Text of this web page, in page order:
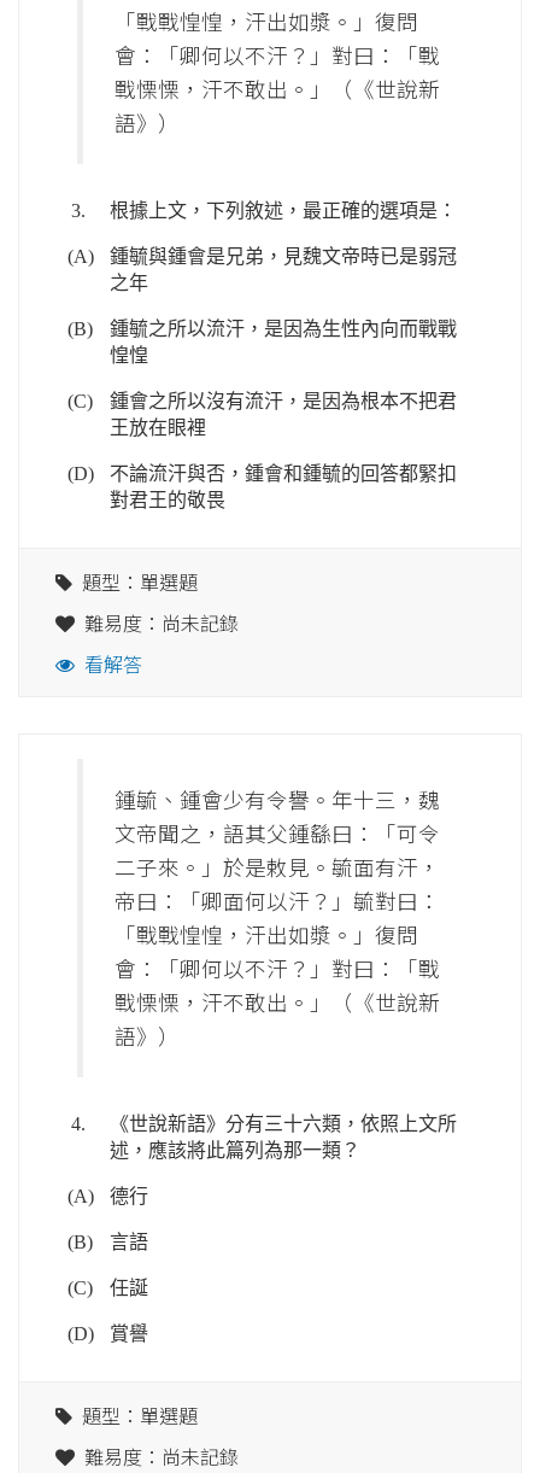
「戰戰惶惶，汗出如漿。」復問
會：「卿何以不汗？」對曰：「戰
戰慄慄，汗不敢出。」（《世說新
語》）
3. 根據上文，下列敘述，最正確的選項是：
(A)
鍾毓與鍾會是兄弟，見魏文帝時已是弱冠
之年
(B)
鍾毓之所以流汗，是因為生性內向而戰戰
惶惶
(C)
鍾會之所以沒有流汗，是因為根本不把君
王放在眼裡
(D)
不論流汗與否，鍾會和鍾毓的回答都緊扣
對君王的敬畏
題型：單選題
難易度：尚未記錄
看解答
鍾毓、鍾會少有令譽。年十三，魏
文帝聞之，語其父鍾繇曰：「可令
二子來。」於是敕見。毓面有汗，
帝曰：「卿面何以汗？」毓對曰：
「戰戰惶惶，汗出如漿。」復問
會：「卿何以不汗？」對曰：「戰
戰慄慄，汗不敢出。」（《世說新
語》）
4.
《世說新語》分有三十六類，依照上文所
述，應該將此篇列為那一類？
(A) 德行
(B) 言語
(C) 任誕
(D) 賞譽
題型：單選題
難易度：尚未記錄